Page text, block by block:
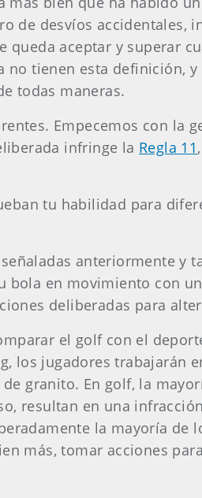
de desvíos accidentales,
queda aceptar y superar
no tienen esta
todas maneras.
Empecemos con la
infringe la Regla 11
tu habilidad para
anteriormente
bola en movimiento con un
deliberadas para
el golf con el
los jugadores trabajarán
granito. En golf, la
resultan en una
la mayoría de
más, tomar acciones